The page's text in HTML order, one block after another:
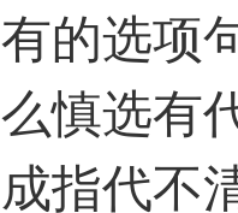
有的选项
么慎选有
成指代不